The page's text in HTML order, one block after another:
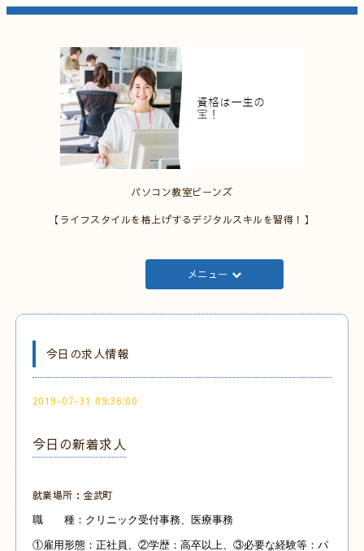
パソコン教室ビーンズ
【ライフスタイルを格上げするデジタルスキルを習得！】
メニュー
今日の求人情報
2019-07-31 09:36:00
今日の新着求人
就業場所：金武町
職 種：クリニック受付事務、医療事務
①雇用形態：正社員、②学歴：高卒以上、③必要な経験等：パ